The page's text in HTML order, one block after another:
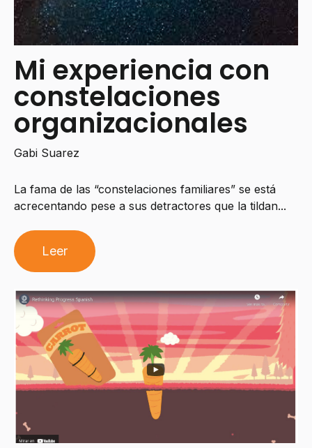
Mi experiencia con
constelaciones
organizacionales
Gabi Suarez
La fama de las “constelaciones familiares” se está
acrecentando pese a sus detractores que la tildan...
Leer